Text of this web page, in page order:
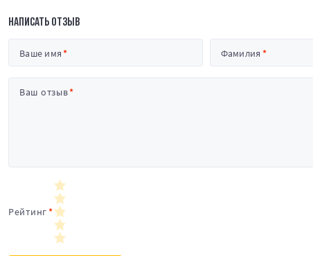
НАПИСАТЬ ОТЗЫВ
Ваше имя Фамилия
Ваш отзыв
Рейтинг